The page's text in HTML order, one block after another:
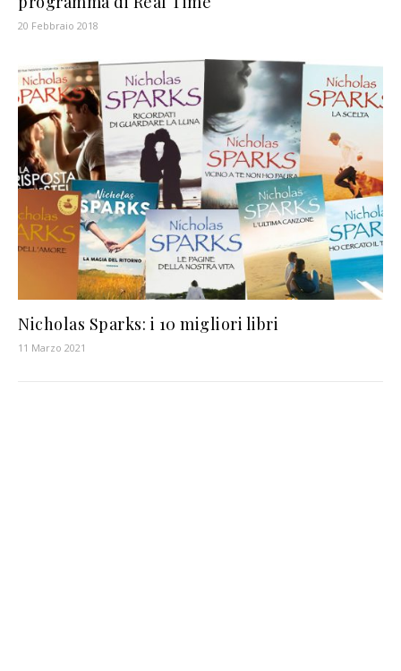
20 Febbraio 2018
Nicholas Sparks: i 10 migliori libri
11 Marzo 2021